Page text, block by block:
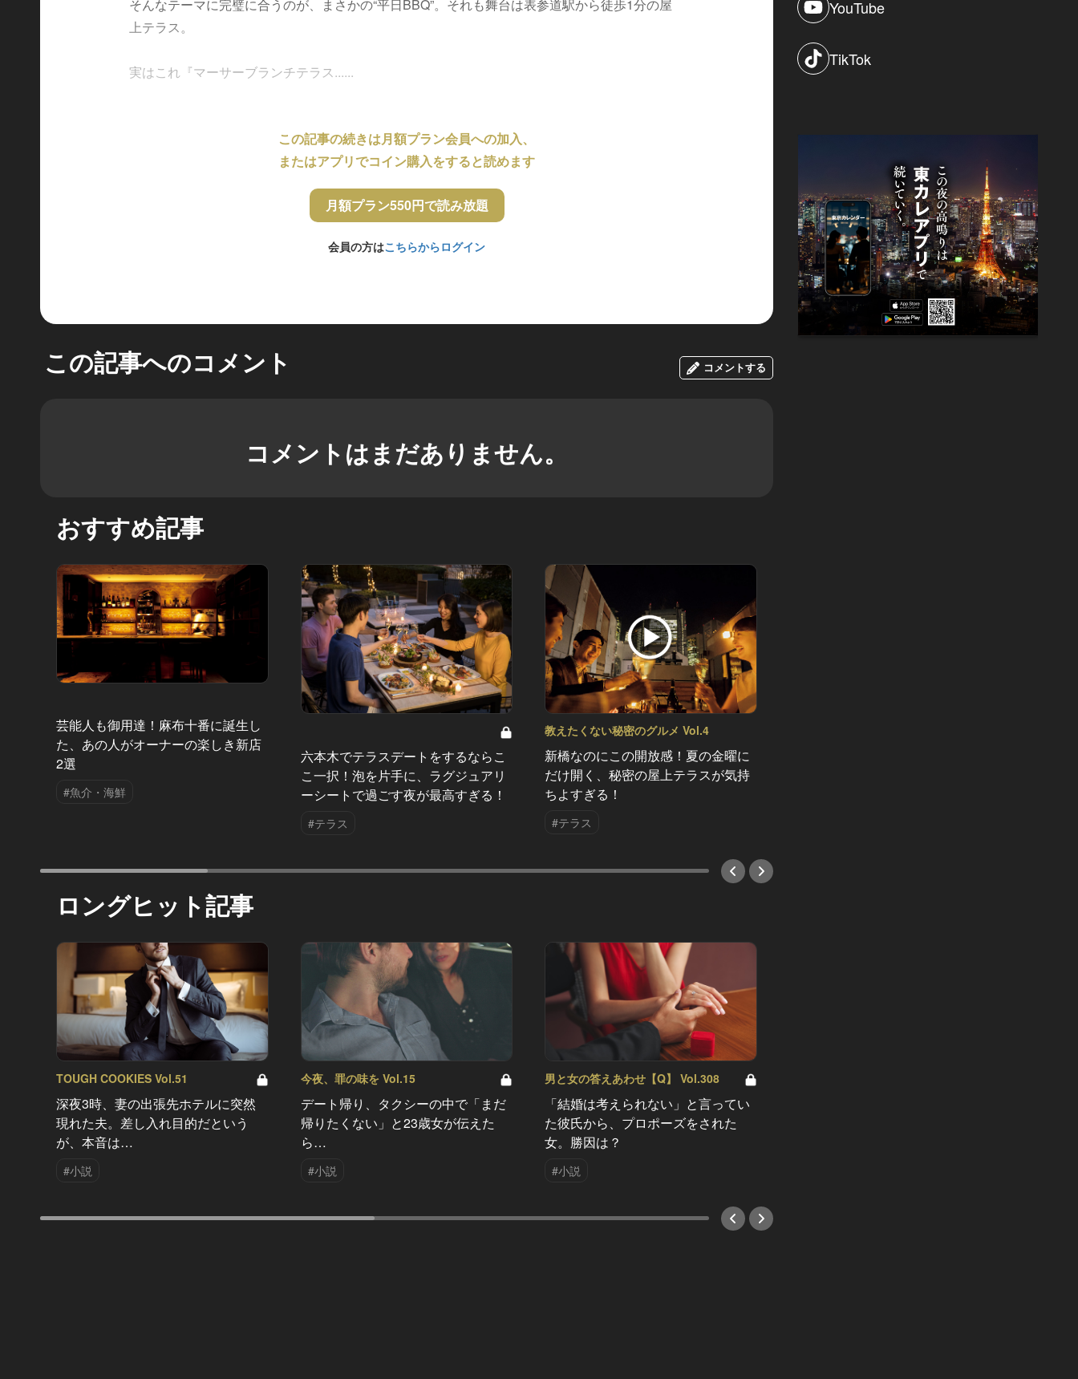
そんなテーマに完璧に合うのが、まさかの“平日BBQ”。それも舞台は表参道駅から徒歩1分の屋
上テラス。
実はこれ『マーサーブランチテラス......
この記事の続きは月額プラン会員への加入、
またはアプリでコイン購入をすると読めます
月額プラン550円で読み放題
会員の方はこちらからログイン
この記事へのコメント コメントする
コメントはまだありません。
おすすめ記事
芸能人も御用達！麻布十番に誕生し
た、あの人がオーナーの楽しき新店
2選
#魚介・海鮮
六本木でテラスデートをするならこ
こ一択！泡を片手に、ラグジュアリ
ーシートで過ごす夜が最高すぎる！
#テラス
教えたくない秘密のグルメ Vol.4
新橋なのにこの開放感！夏の金曜に
だけ開く、秘密の屋上テラスが気持
ちよすぎる！
#テラス
ロングヒット記事
TOUGH COOKIES Vol.51
深夜3時、妻の出張先ホテルに突然
現れた夫。差し入れ目的だという
が、本音は…
#小説
今夜、罪の味を Vol.15
デート帰り、タクシーの中で「まだ
帰りたくない」と23歳女が伝えた
ら…
#小説
男と女の答えあわせ【Q】 Vol.308
「結婚は考えられない」と言ってい
た彼氏から、プロポーズをされた
女。勝因は？
#小説
YouTube
TikTok